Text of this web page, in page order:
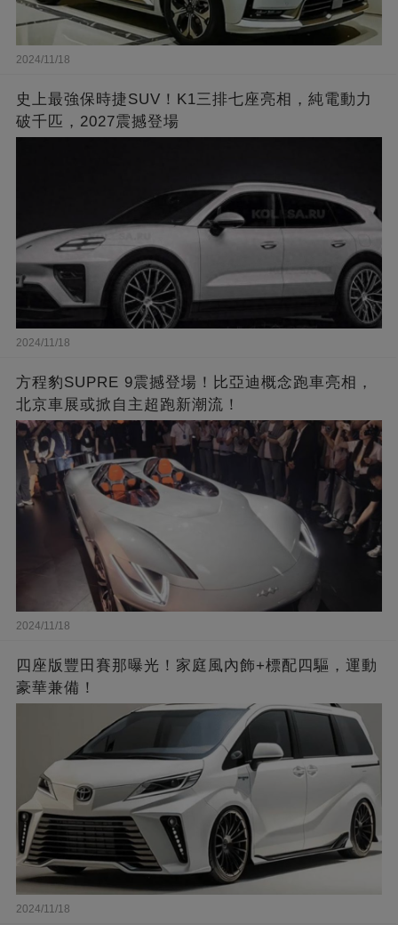
2024/11/18
史上最強保時捷SUV！K1三排七座亮相，純電動力
破千匹，2027震撼登場
2024/11/18
方程豹SUPRE 9震撼登場！比亞迪概念跑車亮相，
北京車展或掀自主超跑新潮流！
2024/11/18
四座版豐田賽那曝光！家庭風內飾+標配四驅，運動
豪華兼備！
2024/11/18